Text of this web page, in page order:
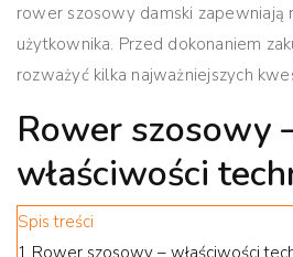
rower szosowy damski zapewniają
użytkownika. Przed dokonaniem
rozważyć kilka najważniejszych
Rower szosowy
właściwości
Spis treści
1 Rower szosowy – właściwości